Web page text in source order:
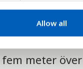
Allow all
meter över